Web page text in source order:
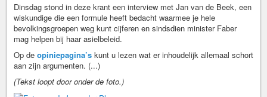
Dinsdag stond in deze krant een interview met Jan van de Beek, een
wiskundige die een formule heeft bedacht waarmee je hele
bevolkingsgroepen weg kunt cijferen en sindsdien minister Faber
mag helpen bij haar asielbeleid.
Op de opiniepagina’s kunt u lezen wat er inhoudelijk allemaal schort
aan zijn argumenten. (...)
(Tekst loopt door onder de foto.)